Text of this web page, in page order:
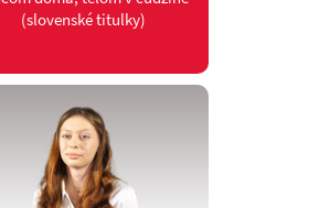
(slovenské titulky)